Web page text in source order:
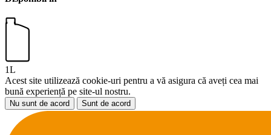
1L
Acest site utilizează cookie-uri pentru a vă asigura că aveți cea mai
bună experiență pe site-ul nostru.
Nu sunt de acord Sunt de acord